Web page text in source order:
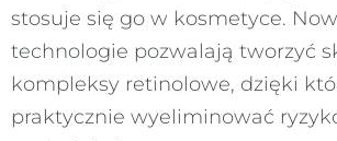
stosuje się go w kosmetyce.
technologie pozwalają tworzyć
kompleksy retinolowe, dzięki
praktycznie wyeliminować